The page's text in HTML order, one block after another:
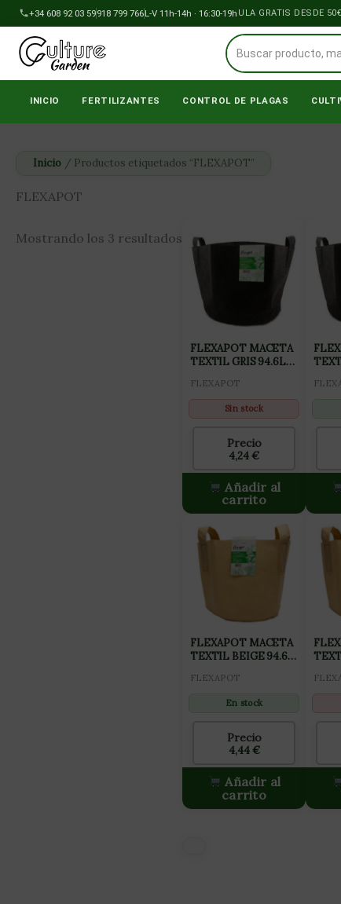
al
contenido
+34 608 92 03 59918 799 766L-V 11h-14h · 16:30-19h
ENVÍOS A PENÍNSULA GRATIS DESDE 50€
INICIO FERTILIZANTES CONTROL DE PLAGAS
Inicio / Productos etiquetados “FLEXAPOT”
FLEXAPOT
Mostrando los 3 resultados
FLEXAPOT MACETA
TEXTIL GRIS 94.6L
FLEXAPOT
Sin stock
Precio
4,24€
Añadir al
carrito
FLEXAPOT MACETA
TEXTIL BEIGE 94.6L
FLEXAPOT
En stock
Precio
4,44€
Añadir al
carrito